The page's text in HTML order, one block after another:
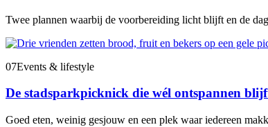
Twee plannen waarbij de voorbereiding licht blijft en de
07Events & lifestyle
De stadsparkpicknick die wél ontspannen
Goed eten, weinig gesjouw en een plek waar iedereen